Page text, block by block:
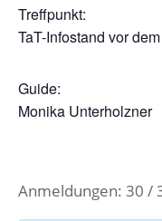
Treffpunkt:
TaT-Infostand vor
Guide:
Monika Unterholzner
Anmeldungen: 30 /